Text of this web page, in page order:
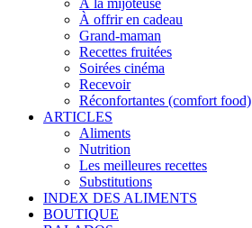
À la mijoteuse
À offrir en cadeau
Grand-maman
Recettes fruitées
Soirées cinéma
Recevoir
Réconfortantes (comfort food)
ARTICLES
Aliments
Nutrition
Les meilleures recettes
Substitutions
INDEX DES ALIMENTS
BOUTIQUE